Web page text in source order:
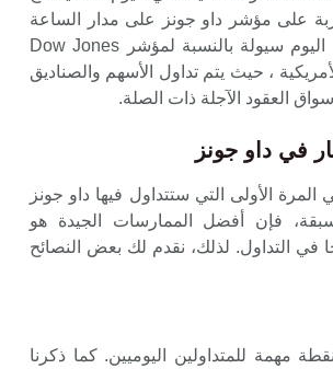
على مؤشر داو جونز على مدار الساعة
تقريبًا. أكثر أوقات اليوم سيولة بالنسبة لمؤشر Dow ​​Jones
، حيث يتم تداول الأسهم والصناديق
العقود الآجلة ذات الصلة.
في داو جونز
الأولى التي ستتداول فيها داو جونز
فإن أفضل الممارسات الجيدة هو
في التداول. لذلك، نقدم لك بعض النصائح
مهمة للمتداولين اليوميين. كما ذكرنا